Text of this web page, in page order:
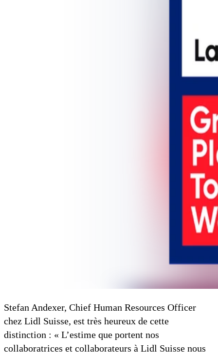
Stefan Andexer, Chief Human Resources Officer
chez Lidl Suisse, est très heureux de cette
distinction : « L’estime que portent nos
collaboratrices et collaborateurs à Lidl Suisse nous